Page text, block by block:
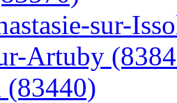
sur-
Artuby
(83440)